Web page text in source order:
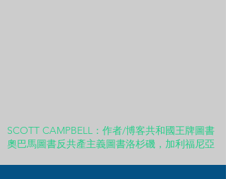
SCOTT CAMPBELL：作者/博客共和國王牌圖書
奧巴馬圖書反共產主義圖書洛杉磯，加利福尼亞